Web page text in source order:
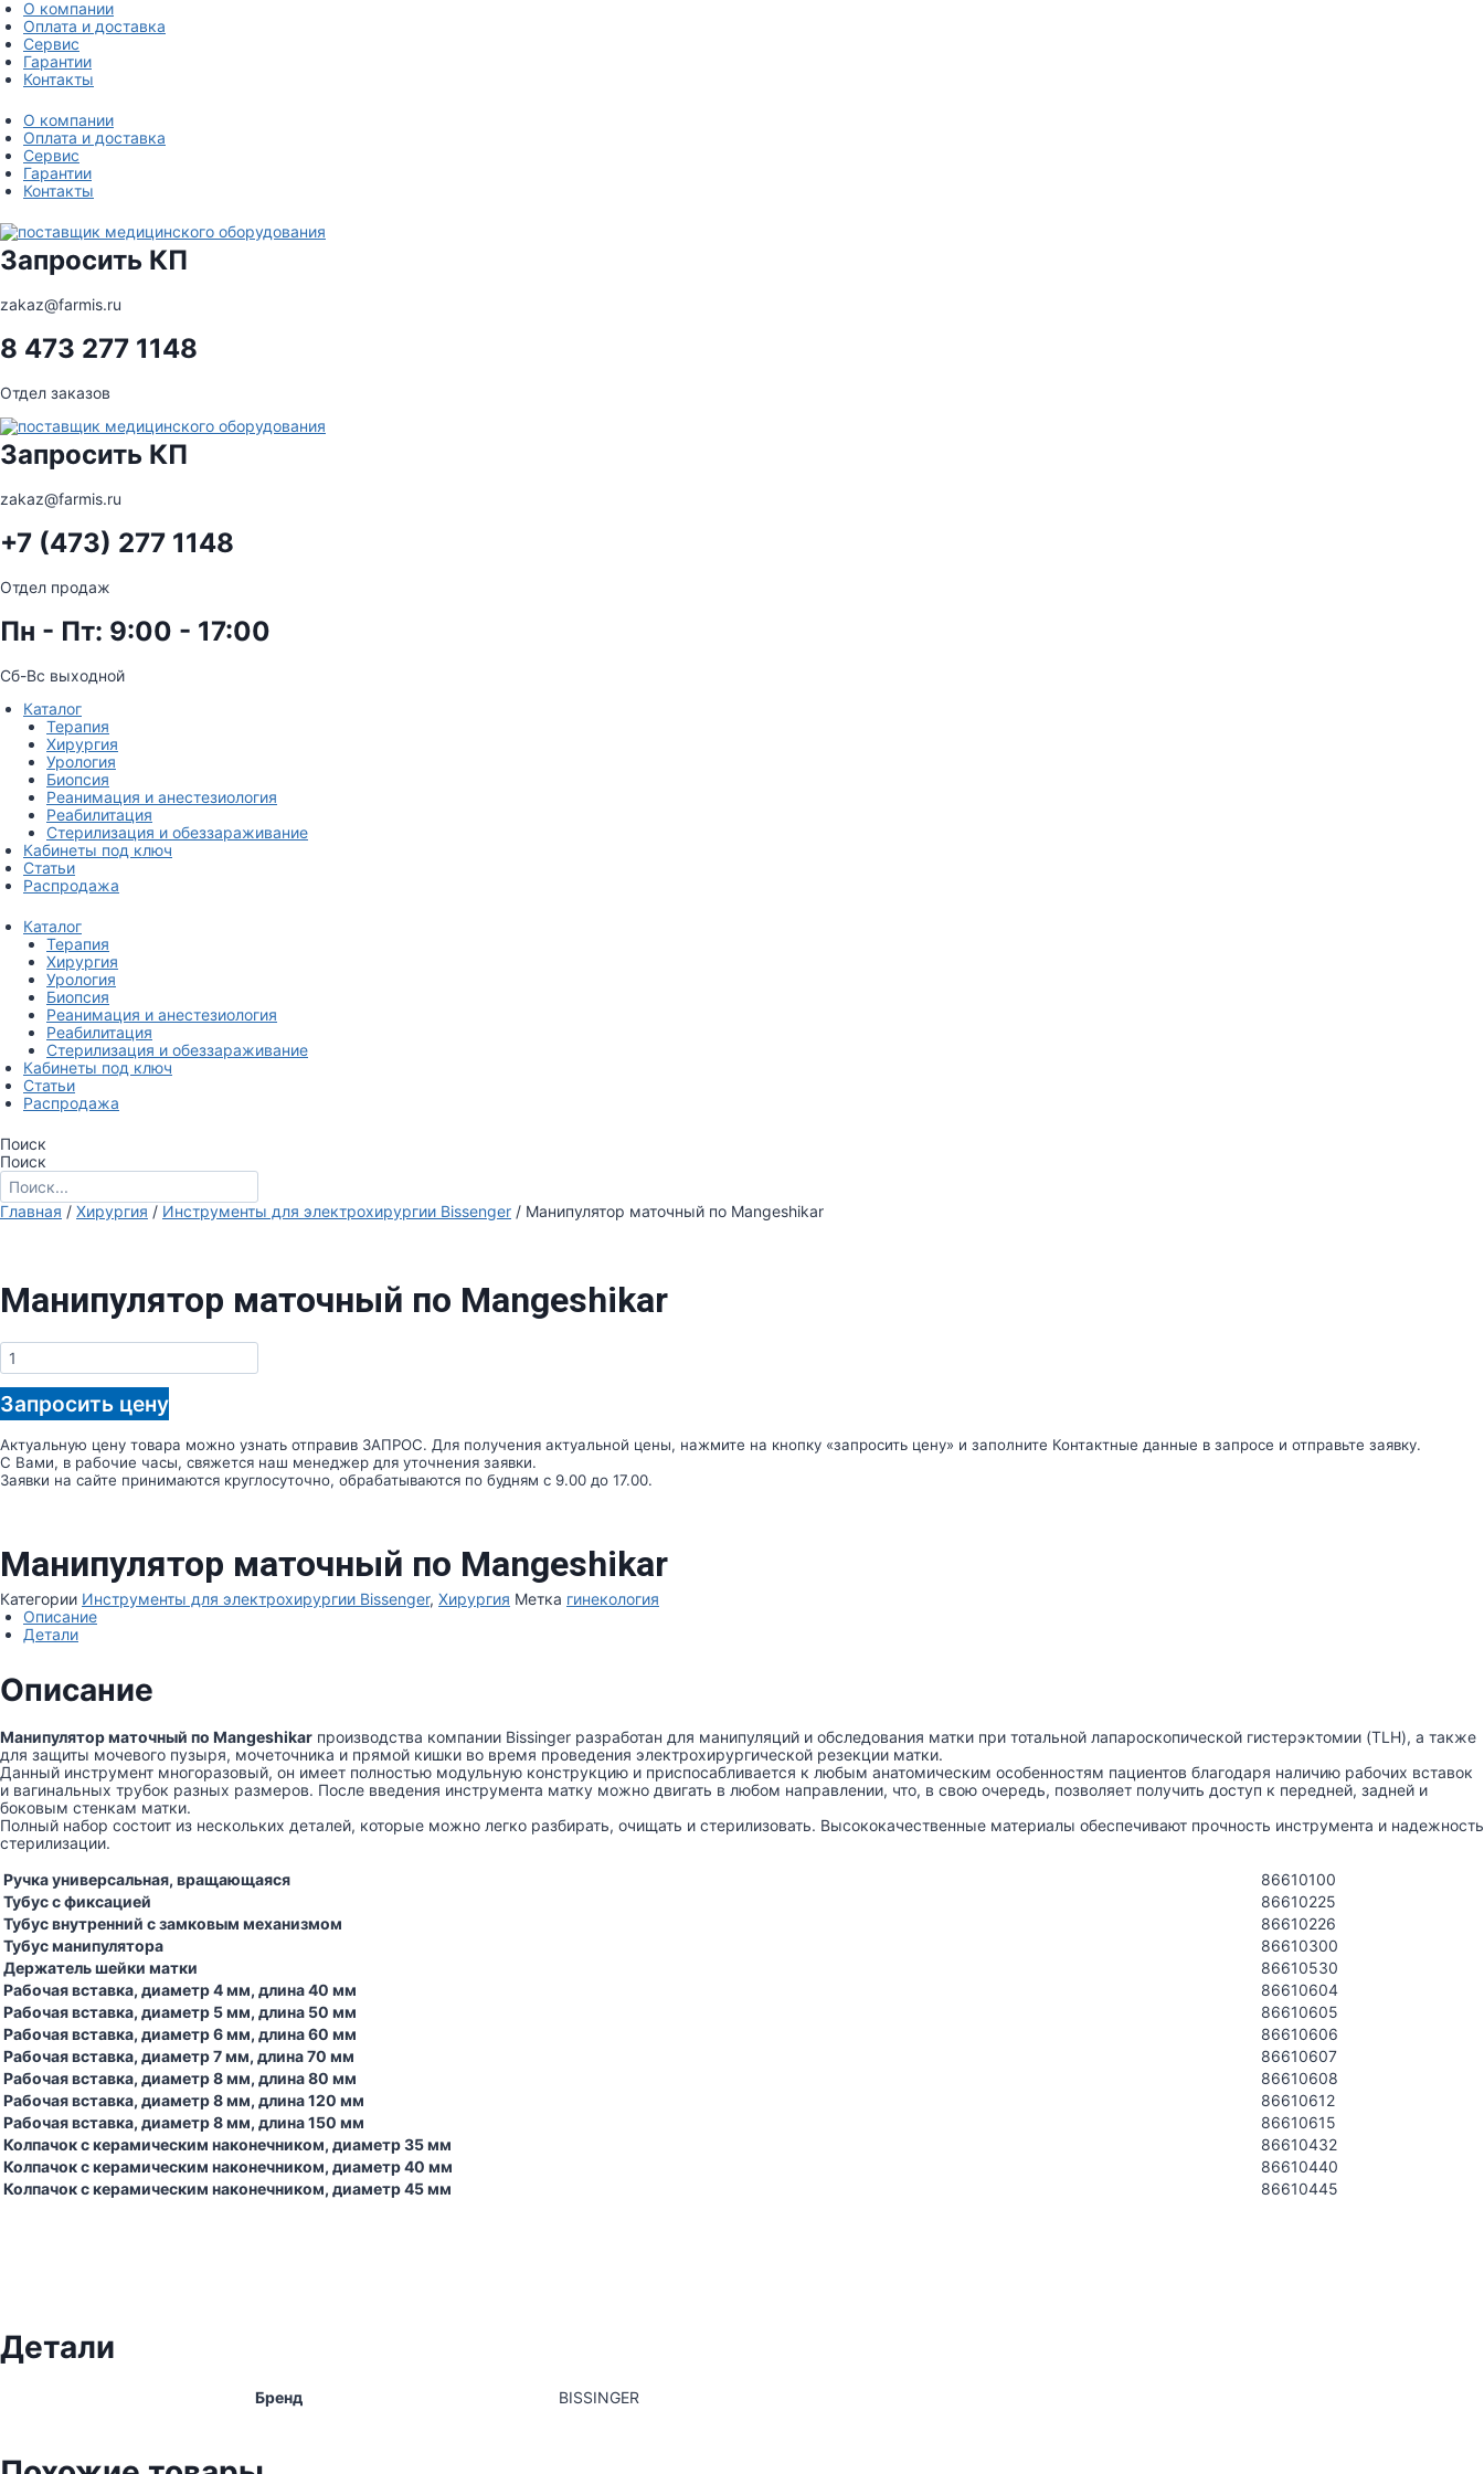
Перейти
к
содержимому
О компании
Оплата и доставка
Сервис
Гарантии
Контакты
О компании
Оплата и доставка
Сервис
Гарантии
Контакты
Запросить КП
zakaz@farmis.ru
8 473 277 1148
Отдел заказов
Запросить КП
zakaz@farmis.ru
+7 (473) 277 1148
Отдел продаж
Пн - Пт: 9:00 - 17:00
Сб-Вс выходной
Каталог
Терапия
Хирургия
Урология
Биопсия
Реанимация и анестезиология
Реабилитация
Стерилизация и обеззараживание
Кабинеты под ключ
Статьи
Распродажа
Каталог
Терапия
Хирургия
Урология
Биопсия
Реанимация и анестезиология
Реабилитация
Стерилизация и обеззараживание
Кабинеты под ключ
Статьи
Распродажа
Поиск
Поиск
Главная / Хирургия / Инструменты для электрохирургии Bissenger / Манипулятор маточный по Mangeshikar
Манипулятор маточный по Mangeshikar
Количество
товара
Манипулятор
маточный
по
Mangeshikar
Запросить цену
Актуальную цену товара можно узнать отправив ЗАПРОС. Для получения актуальной цены, нажмите на кнопку «запросить цену» и заполните Контактные данные в запросе и отправьте заявку.
С Вами, в рабочие часы, свяжется наш менеджер для уточнения заявки.
Заявки на сайте принимаются круглосуточно, обрабатываются по будням с 9.00 до 17.00.
Манипулятор маточный по Mangeshikar
Категории Инструменты для электрохирургии Bissenger, Хирургия Метка гинекология
Описание
Детали
Описание
Манипулятор маточный по Mangeshikar производства компании Bissinger разработан для манипуляций и обследования матки при тотальной лапароскопической гистерэктомии (TLH), а также
для защиты мочевого пузыря, мочеточника и прямой кишки во время проведения электрохирургической резекции матки.
Данный инструмент многоразовый, он имеет полностью модульную конструкцию и приспосабливается к любым анатомическим особенностям пациентов благодаря наличию рабочих вставок
и вагинальных трубок разных размеров. После введения инструмента матку можно двигать в любом направлении, что, в свою очередь, позволяет получить доступ к передней, задней и
боковым стенкам матки.
Полный набор состоит из нескольких деталей, которые можно легко разбирать, очищать и стерилизовать. Высококачественные материалы обеспечивают прочность инструмента и надежность
стерилизации.
Ручка универсальная, вращающаяся
86610100
Тубус с фиксацией
86610225
Тубус внутренний с замковым механизмом
86610226
Тубус манипулятора
86610300
Держатель шейки матки
86610530
Рабочая вставка, диаметр 4 мм, длина 40 мм
86610604
Рабочая вставка, диаметр 5 мм, длина 50 мм
86610605
Рабочая вставка, диаметр 6 мм, длина 60 мм
86610606
Рабочая вставка, диаметр 7 мм, длина 70 мм
86610607
Рабочая вставка, диаметр 8 мм, длина 80 мм
86610608
Рабочая вставка, диаметр 8 мм, длина 120 мм
86610612
Рабочая вставка, диаметр 8 мм, длина 150 мм
86610615
Колпачок с керамическим наконечником, диаметр 35 мм
86610432
Колпачок с керамическим наконечником, диаметр 40 мм
86610440
Колпачок с керамическим наконечником, диаметр 45 мм
86610445
Детали
Бренд BISSINGER